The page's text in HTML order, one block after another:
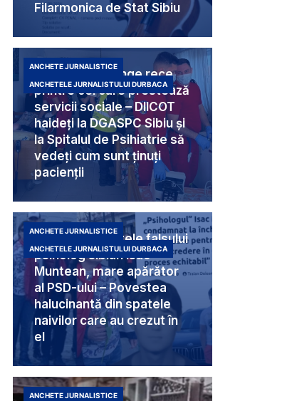
Filarmonica de Stat Sibiu
Criminali cu sânge rece
printre cei care prestează
servicii sociale – DIICOT
haideți la DGASPC Sibiu și
la Spitalul de Psihiatrie să
vedeți cum sunt ținuți
pacienții
ANCHETE JURNALISTICE
ANCHETELE JURNALISTULUI DURBACA
Umbra din spatele falsului
psiholog sibian Isac
Muntean, mare apărător
al PSD-ului – Povestea
halucinantă din spatele
naivilor care au crezut în
el
ANCHETE JURNALISTICE
ANCHETELE JURNALISTULUI DURBACA
ANCHETE JURNALISTICE